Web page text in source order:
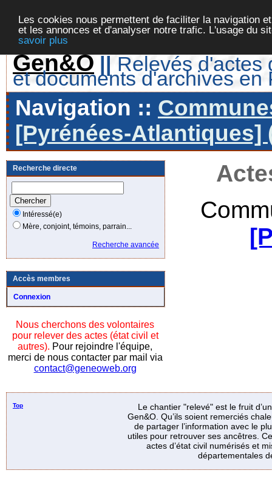
Les cookies nous permettent de faciliter la navigation
et les annonces et d'analyser notre trafic. L'usage du
savoir plus
Gen&O || Relevés d'actes
et documents d'archives en
Navigation ::
[Pyrénées-Atlantiques]
Recherche directe
Intéressé(e)
Mère, conjoint, témoins, parrain...
Recherche avancée
Accès membres
Connexion
Nous cherchons des volontaires
pour relever des actes (état civil et
autres). Pour rejoindre l'équipe,
merci de nous contacter par mail via
contact@geneoweb.org
Top
Le chantier "relevé" est le fruit
Gen&O. Qu’ils soient remerciés
de partager l’information avec le
utiles pour retrouver ses ancêtres.
actes d’état civil numérisés et
départementales